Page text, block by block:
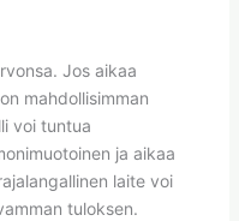
Jos aikaa
mahdollisimman
voi tuntua
ja aikaa
laite voi
tuloksen.